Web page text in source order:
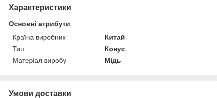
Характеристики
Основні атрибути
Країна виробник
Китай
Тип
Конус
Матеріал виробу
Мідь
Умови доставки